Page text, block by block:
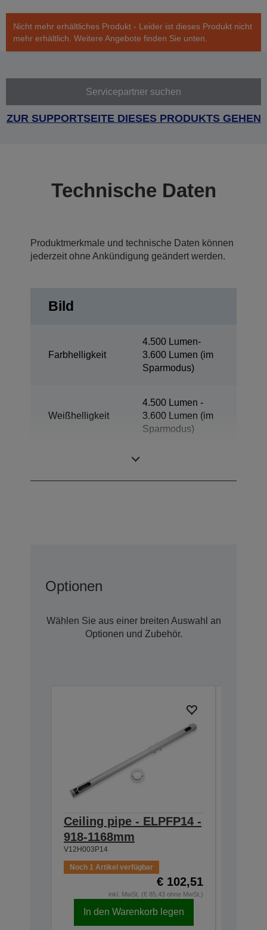
Nicht mehr erhältliches Produkt - Leider ist dieses Produkt nicht
mehr erhältlich. Weitere Angebote finden Sie unten.
Servicepartner suchen
ZUR SUPPORTSEITE DIESES PRODUKTS GEHEN
Technische Daten
Produktmerkmale und technische Daten können
jederzeit ohne Ankündigung geändert werden.
Bild
Farbhelligkeit
4.500 Lumen-
3.600 Lumen (im
Sparmodus)
Weißhelligkeit
4.500 Lumen -
3.600 Lumen (im
Sparmodus)
Optionen
Wählen Sie aus einer breiten Auswahl an
Optionen und Zubehör.
Ceiling pipe - ELPFP14 -
918-1168mm
V12H003P14
Noch 1 Artikel verfügbar
€ 102,51
inkl. MwSt. (€ 85,43 ohne MwSt.)
In den Warenkorb legen